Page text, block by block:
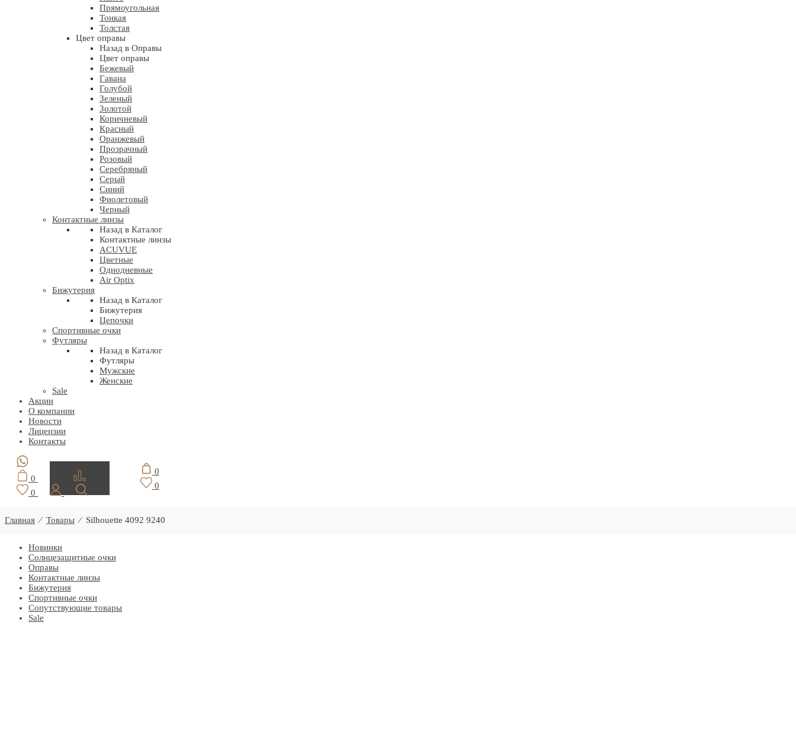
Прямоугольная
Тонкая
Толстая
Цвет оправы
Назад в Оправы
Цвет оправы
Бежевый
Гавана
Голубой
Зеленый
Золотой
Коричневый
Красный
Оранжевый
Прозрачный
Розовый
Серебряный
Серый
Синий
Фиолетовый
Черный
Контактные линзы
Назад в Каталог
Контактные линзы
ACUVUE
Цветные
Однодневные
Air Optix
Бижутерия
Назад в Каталог
Бижутерия
Цепочки
Спортивные очки
Футляры
Назад в Каталог
Футляры
Мужские
Женские
Sale
Акции
О компании
Новости
Лицензии
Контакты
0
0
0
0
Главная ⁄ Товары ⁄ Silhouette 4092 9240
Новинки
Солнцезащитные очки
Оправы
Контактные линзы
Бижутерия
Спортивные очки
Сопутствующие товары
Sale